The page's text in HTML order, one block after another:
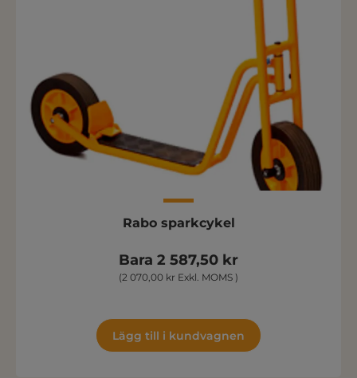
Rabo sparkcykel
Bara 2 587,50 kr
(2 070,00 kr Exkl. MOMS )
Lägg till i kundvagnen